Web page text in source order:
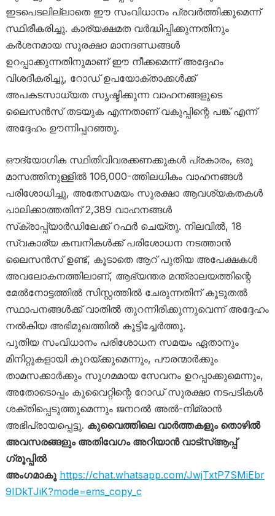
ഇടപെടലില്ലാതെ ഈ സംവിധാനം പ്രവർത്തിക്കുമെന്ന്
സ്ഥിരീകരിച്ചു. കാര്യക്ഷമത വർദ്ധിപ്പിക്കുന്നതിനും
കർശനമായ സുരക്ഷാ മാനദണ്ഡങ്ങൾ
ഉറപ്പാക്കുന്നതിനുമാണ് ഈ നീക്കമെന്ന് അദ്ദേഹം
വിശദീകരിച്ചു, റോഡ് ഉപയോക്താക്കൾക്ക്
അപകടസാധ്യത സൃഷ്ടിക്കുന്ന വാഹനങ്ങളുടെ
ലൈസൻസ് തടയുക എന്നതാണ് വകുപ്പിന്റെ പങ്ക് എന്ന്
അദ്ദേഹം ഊന്നിപ്പറഞ്ഞു.
ഔദ്യോഗിക സ്ഥിതിവിവരക്കണക്കുകൾ പ്രകാരം, ഒരു
മാസത്തിനുള്ളിൽ 106,000-ത്തിലധികം വാഹനങ്ങൾ
പരിശോധിച്ചു, അതേസമയം സുരക്ഷാ ആവശ്യകതകൾ
പാലിക്കാത്തതിന് 2,389 വാഹനങ്ങൾ
സ്‌ക്രാപ്പ്‌യാർഡിലേക്ക് റഫർ ചെയ്‌തു. നിലവിൽ, 18
സ്വകാര്യ കമ്പനികൾക്ക് പരിശോധന നടത്താൻ
ലൈസൻസ് ഉണ്ട്, കൂടാതെ ആറ് പുതിയ അപേക്ഷകൾ
അവലോകനത്തിലാണ്, ആഭ്യന്തര മന്ത്രാലയത്തിന്റെ
മേൽനോട്ടത്തിൽ സിസ്റ്റത്തിൽ ചേരുന്നതിന് കൂടുതൽ
സ്ഥാപനങ്ങൾക്ക് വാതിൽ തുറന്നിരിക്കുന്നുവെന്ന് അദ്ദേഹം
നൽകിയ അഭിമുഖത്തിൽ കൂട്ടിച്ചേർത്തു.
പുതിയ സംവിധാനം പരിശോധന സമയം ഏതാനും
മിനിറ്റുകളായി കുറയ്ക്കുമെന്നും, പൗരന്മാർക്കും
താമസക്കാർക്കും സുഗമമായ സേവനം ഉറപ്പാക്കുമെന്നും,
അതോടൊപ്പം കുവൈറ്റിന്റെ റോഡ് സുരക്ഷാ നടപടികൾ
ശക്തിപ്പെടുത്തുമെന്നും ജനറൽ അൽ-നിമ്രാൻ
അഭിപ്രായപ്പെട്ടു. കുവൈത്തിലെ വാർത്തകളും തൊഴിൽ
അവസരങ്ങളും അതിവേഗം അറിയാൻ വാട്സ്ആപ്പ്
ഗ്രൂപ്പിൽ
അംഗമാകൂ https://chat.whatsapp.com/JwjTxtP7SMiEbr
9IDkTJiK?mode=ems_copy_c